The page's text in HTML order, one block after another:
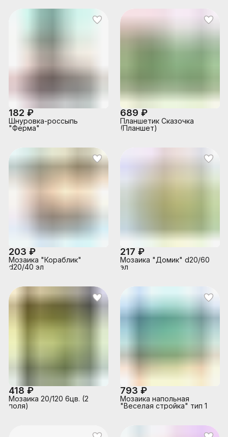
182 ₽
Шнуровка-россыпь
"Ферма"
689 ₽
Планшетик Сказочка
(Планшет)
203 ₽
Мозаика "Кораблик"
d20/40 эл
217 ₽
Мозаика "Домик" d20/60
эл
418 ₽
Мозаика 20/120 6цв. (2
поля)
793 ₽
Мозаика напольная
"Веселая стройка" тип 1